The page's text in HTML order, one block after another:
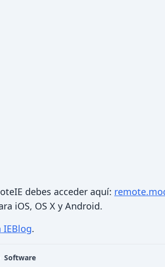
debes acceder aquí:
iOS, OS X y Android.
IEBlog.
Software